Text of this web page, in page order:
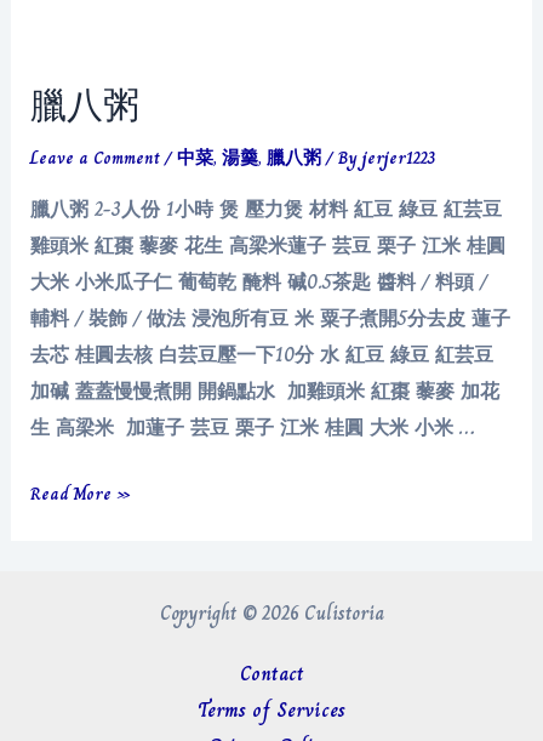
臘八粥
Leave a Comment/中菜,湯羹,臘八粥/ Byjerjer1223
臘八粥 2-3人份 1小時 煲 壓力煲 材料 紅豆 綠豆 紅芸豆
雞頭米 紅棗 藜麥 花生 高梁米蓮子 芸豆 栗子 江米 桂圓
大米 小米瓜子仁 葡萄乾 醃料 碱0.5茶匙 醬料 / 料頭 /
輔料 / 裝飾 / 做法 浸泡所有豆 米 粟子煮開5分去皮 蓮子
去芯 桂圓去核 白芸豆壓一下10分 水 紅豆 綠豆 紅芸豆
加碱 蓋蓋慢慢煮開 開鍋點水 加雞頭米 紅棗 藜麥 加花
生 高梁米 加蓮子 芸豆 栗子 江米 桂圓 大米 小米 …
臘
Read More »
Copyright © 2026 Culistoria
Contact
Terms of Services